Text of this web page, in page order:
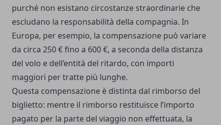
purché non esistano circostanze straordinarie che
escludano la responsabilità della compagnia. In
Europa, per esempio, la compensazione può variare
da circa 250 € fino a 600 €, a seconda della distanza
del volo e dell’entità del ritardo, con importi
maggiori per tratte più lunghe.
Questa compensazione è distinta dal rimborso del
biglietto: mentre il rimborso restituisce l’importo
pagato per la parte del viaggio non effettuata, la